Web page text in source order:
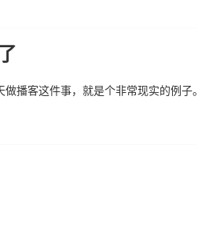
播客这件事，就是个非常现实的例子。